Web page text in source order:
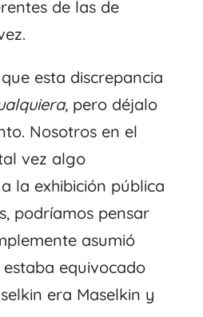
de las de
esta discrepancia
, pero déjalo
Nosotros en el
vez algo
la exhibición pública
podríamos pensar
asumió
equivocado
era Maselkin y